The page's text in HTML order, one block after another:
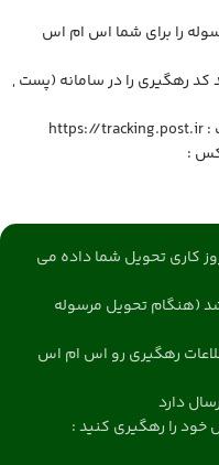
را برای شما اس ام اس
رهگیری را در سامانه (پست ,
:
https://tracking.post.ir
:
این روش حمل و نقل بین 3 الی 5 روز کاری تحویل شما داده می
(هنگام تحویل مرسوله
رهگیری رو اس ام اس
دارد
خود را رهگیری کنید :